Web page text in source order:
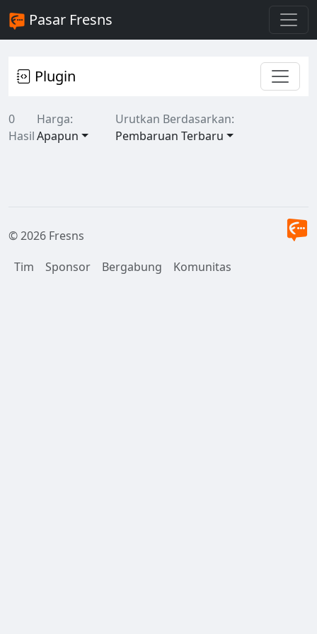
Pasar Fresns
Plugin
0
Hasil
Harga:
Apapun
Urutkan Berdasarkan:
Pembaruan Terbaru
© 2026 Fresns
Tim
Sponsor Bergabung Komunitas